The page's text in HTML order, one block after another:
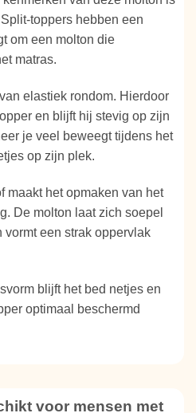
toppers hebben een
om een molton die
matras.
elastiek rondom. Hierdoor
en blijft hij stevig op zijn
je veel beweegt tijdens het
op zijn plek.
maakt het opmaken van het
De molton laat zich soepel
vormt een strak oppervlak
blijft het bed netjes en
optimaal beschermd
voor mensen met